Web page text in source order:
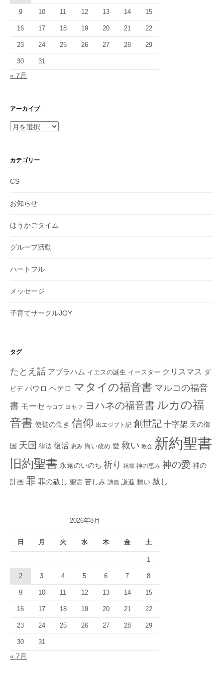
9 10 11 12 13 14 15
16 17 18 19 20 21 22
23 24 25 26 27 28 29
30 31
« 7月
アーカイブ
ア
イ
カテゴリー
CS
お知らせ
ほうかごタイム
グループ活動
ハートフル
メッセージ
子育てサークルJOY
タグ
たとえ話 アブラハム イエスの誕生 イースター クリスマス ダ
ビデ パウロ ペテロ マタイの福音書 マルコの福音
書 モーセ ヤコブ ヨセフ ヨハネの福音書 ルカの福
音書 使徒の働き 信仰 出エジプト記 創世記 十字架 天の御
国 天国 律法 復活 恵み 悔い改め 愛 救い 教会 新約聖書
旧約聖書 永遠のいのち 祈り 祝福 神の恵み 神の愛 神の
計画 罪 罪の赦し 聖霊 苦しみ 詩篇 謙遜 贖い 赦し
2026年8月
日 月 火 水 木 金 土
1
2 3 4 5 6 7 8
9 10 11 12 13 14 15
16 17 18 19 20 21 22
23 24 25 26 27 28 29
30 31
« 7月